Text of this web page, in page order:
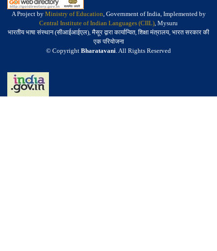
A Project by Ministry of Education, Government of India, Implemented by
Central Institute of Indian Languages (CIIL), Mysuru
भारतीय भाषा संस्थान (सीआईआईएल), मैसूर द्वारा कार्यान्वित, शिक्षा मंत्रालय, भारत सरकार की
एक परियोजना
© Copyright Bharatavani. All Rights Reserved